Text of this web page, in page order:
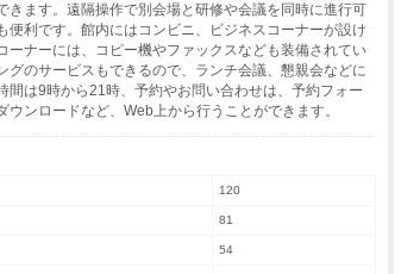
きます。遠隔操作で別会場と研修や会議を同時に進行可
便利です。館内にはコンビニ、ビジネスコーナーが設け
ーナーには、コピー機やファックスなども装備されてい
グのサービスもできるので、ランチ会議、懇親会などに
間は9時から21時、予約やお問い合わせは、予約フォー
ウンロードなど、Web上から行うことができます。
120
81
54